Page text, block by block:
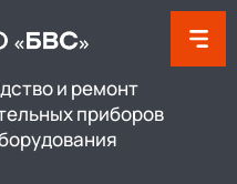
и ремонт
приборов